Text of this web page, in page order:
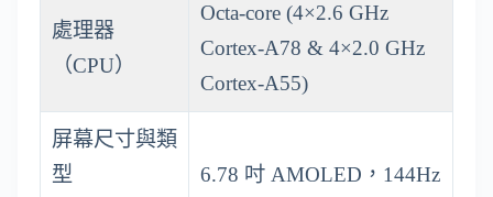
處理器
（CPU）
Octa-core (4×2.6 GHz
Cortex-A78 & 4×2.0 GHz
Cortex-A55)
屏幕尺寸與類
型
6.78 吋 AMOLED，144Hz